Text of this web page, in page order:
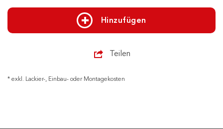
Hinzufügen
Teilen
* exkl. Lackier-, Einbau- oder Montagekosten